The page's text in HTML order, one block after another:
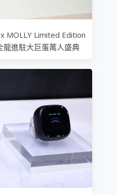
MOLLY Limited Edition
龍進駐大巨蛋萬人盛典